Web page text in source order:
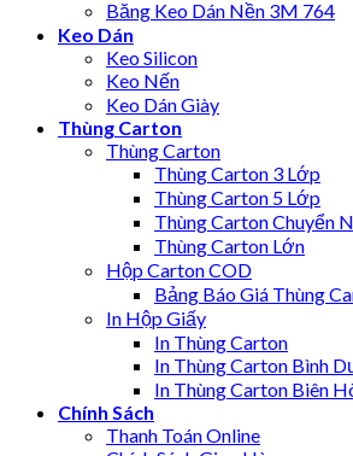
Băng Keo Dán Nền 3M 764
Keo Dán
Keo Silicon
Keo Nến
Keo Dán Giày
Thùng Carton
Thùng Carton
Thùng Carton 3 Lớp
Thùng Carton 5 Lớp
Thùng Carton Chuyển
Thùng Carton Lớn
Hộp Carton COD
Bảng Báo Giá Thùng
In Hộp Giấy
In Thùng Carton
In Thùng Carton Bình
In Thùng Carton Biên
Chính Sách
Thanh Toán Online